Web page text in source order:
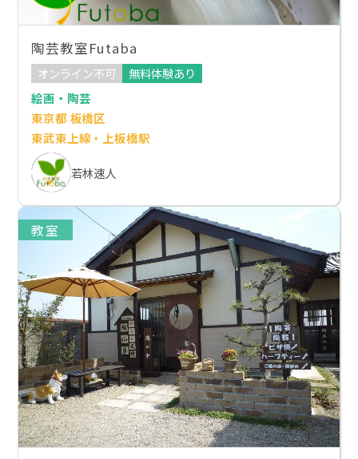
陶芸教室Futaba
オンライン不可
無料体験あり
絵画・陶芸
東京都 板橋区
東武東上線・上板橋駅
若林速人
教室